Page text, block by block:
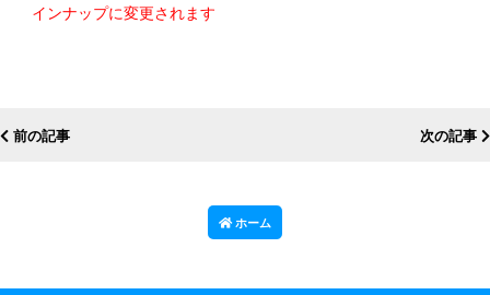
インナップに変更されます
前の記事 次の記事
ホーム